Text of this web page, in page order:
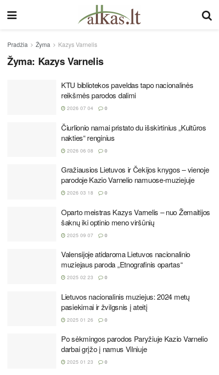
Pradžia Žyma Kazys Varnelis
Žyma: Kazys Varnelis
KTU bibliotekos paveldas tapo nacionalinės
reikšmės parodos dalimi
2026 07 04 0
Čiurlionio namai pristato du išskirtinius „Kultūros
nakties“ renginius
2026 06 08 0
Gražiausios Lietuvos ir Čekijos knygos – vienoje
parodoje Kazio Varnelio namuose-muziejuje
2026 03 18 0
Oparto meistras Kazys Varnelis – nuo Žemaitijos
šaknų iki optinio meno viršūnių
2025 09 07 0
Valensijoje atidaroma Lietuvos nacionalinio
muziejaus paroda „Etnografinis opartas“
2025 02 23 0
Lietuvos nacionalinis muziejus: 2024 metų
pasiekimai ir žvilgsnis į ateitį
2025 01 26 0
Po sėkmingos parodos Paryžiuje Kazio Varnelio
darbai grįžo į namus Vilniuje
2025 01 23 0